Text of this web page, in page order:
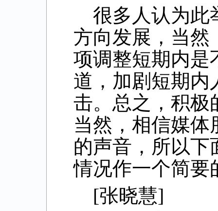
很多人认为此
方向发展，当然
项调整短期内是
道，加剧短期内
击。总之，积极
当然，相信媒
的声音，所以下
情况作一个简要
[张晓慧]